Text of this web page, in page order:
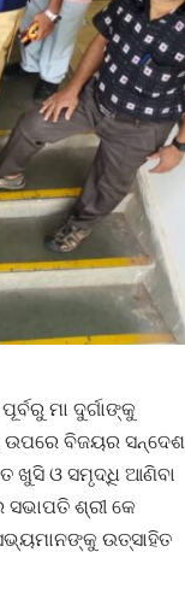
ମା ଦୁର୍ଗାଙ୍କୁ
ଉପରେ ବିଜୟର ସନ୍ଦେଶ
ଖୁସି ଓ ସମୃଦ୍ଧି ଆଣିବା
ଶ୍ରୀ କେ
ଉତ୍ସାହିତ